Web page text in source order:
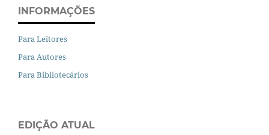
INFORMAÇÕES
Para Leitores
Para Autores
Para Bibliotecários
EDIÇÃO ATUAL